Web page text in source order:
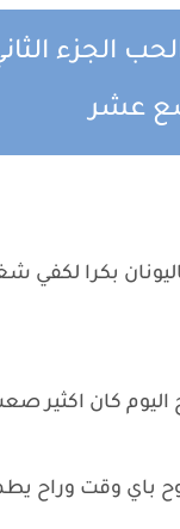
عشر
بكرا لكفي
اليوم كان اكثير
باي وقت وراح